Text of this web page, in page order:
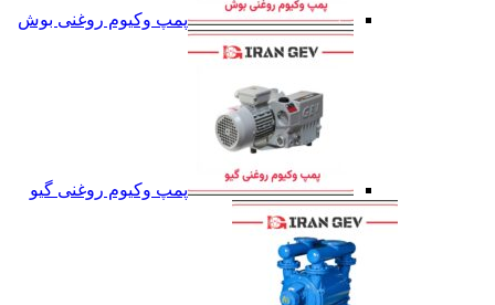
پمپ وکیوم روغنی بوش
پمپ وکیوم روغنی گیو